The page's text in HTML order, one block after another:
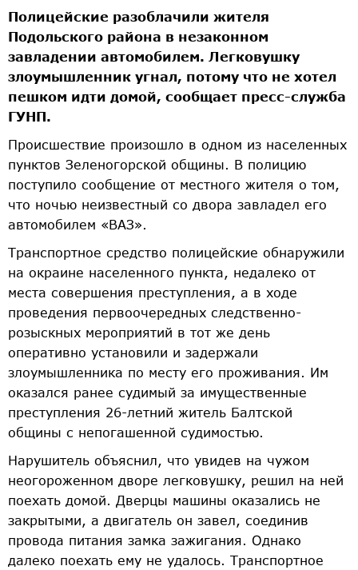
Полицейские разоблачили жителя
Подольского района в незаконном
завладении автомобилем. Легковушку
злоумышленник угнал, потому что не хотел
пешком идти домой, сообщает пресс-служба
ГУНП.
Происшествие произошло в одном из населенных
пунктов Зеленогорской общины. В полицию
поступило сообщение от местного жителя о том,
что ночью неизвестный со двора завладел его
автомобилем «ВАЗ».
Транспортное средство полицейские обнаружили
на окраине населенного пункта, недалеко от
места совершения преступления, а в ходе
проведения первоочередных следственно-
розыскных мероприятий в тот же день
оперативно установили и задержали
злоумышленника по месту его проживания. Им
оказался ранее судимый за имущественные
преступления 26-летний житель Балтской
общины с непогашенной судимостью.
Нарушитель объяснил, что увидев на чужом
неогороженном дворе легковушку, решил на ней
поехать домой. Дверцы машины оказались не
закрытыми, а двигатель он завел, соединив
провода питания замка зажигания. Однако
далеко поехать ему не удалось. Транспортное